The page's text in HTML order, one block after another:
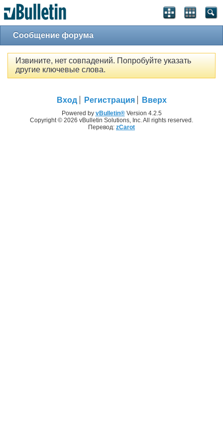
Сообщение форума
Извините, нет совпадений. Попробуйте указать
другие ключевые слова.
Вход Регистрация Вверх
Powered by vBulletin®Version 4.2.5
Copyright © 2026 vBulletin Solutions, Inc. All rights reserved.
Перевод: zCarot